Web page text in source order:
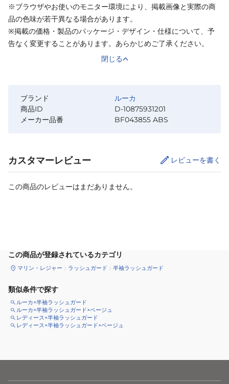
※ブラウザやお使いのモニター環境により、掲載画像と実際の商
品の色味が若干異なる場合があります。
※掲載の価格・製品のパッケージ・デザイン・仕様について、予
告なく変更することがあります。あらかじめご了承ください。
閉じる
ブランド
ルーカ
商品ID
D-10875931201
メーカー品番
BF043855 ABS
カスタマーレビュー レビューを書く
この商品のレビューはまだありません。
この商品が登録されているカテゴリ
マリン・レジャー ラッシュガード 半袖ラッシュガード
類似条件で探す
ルーカ×半袖ラッシュガード
ルーカ×半袖ラッシュガード×ベージュ
レディース×半袖ラッシュガード
レディース×半袖ラッシュガード×ベージュ